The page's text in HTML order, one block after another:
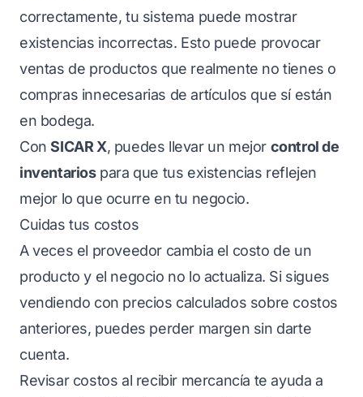
correctamente, tu sistema puede mostrar
existencias incorrectas. Esto puede provocar
ventas de productos que realmente no tienes o
compras innecesarias de artículos que sí están
en bodega.
ConSICAR X, puedes llevar un mejor control de
inventariospara que tus existencias reflejen
mejor lo que ocurre en tu negocio.
Cuidas tus costos
A veces el proveedor cambia el costo de un
producto y el negocio no lo actualiza. Si sigues
vendiendo con precios calculados sobre costos
anteriores, puedes perder margen sin darte
cuenta.
Revisar costos al recibir mercancía te ayuda a